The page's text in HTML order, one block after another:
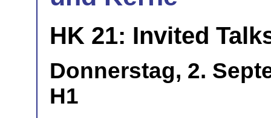
HK 21: Invited
Donnerstag, 2.
H1